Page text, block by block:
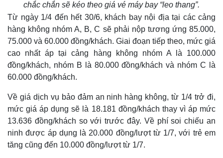
Thế giới
Quan sát
Cuộc sống đó đây
Hồ sơ
Multimedia
Video
Ảnh
E-Magazine
chắc chắn sẽ kéo theo giá vé máy bay “leo thang”.
Từ ngày 1/4 đến hết 30/6, khách bay nội địa tại các cảng
hàng không nhóm A, B, C sẽ phải nộp tương ứng 85.000,
75.000 và 60.000 đồng/khách. Giai đoạn tiếp theo, mức giá
cao nhất áp tại cảng hàng không nhóm A là 100.000
đồng/khách, nhóm B là 80.000 đồng/khách và nhóm C là
60.000 đồng/khách.
Về giá dịch vụ bảo đảm an ninh hàng không, từ 1/4 trở đi,
mức giá áp dụng sẽ là 18.181 đồng/khách thay vì áp mức
13.636 đồng/khách so với trước đây. Về phí soi chiếu an
ninh được áp dụng là 20.000 đồng/lượt từ 1/7, với trẻ em
tăng cũng đến 10.000 đồng/lượt từ 1/7.